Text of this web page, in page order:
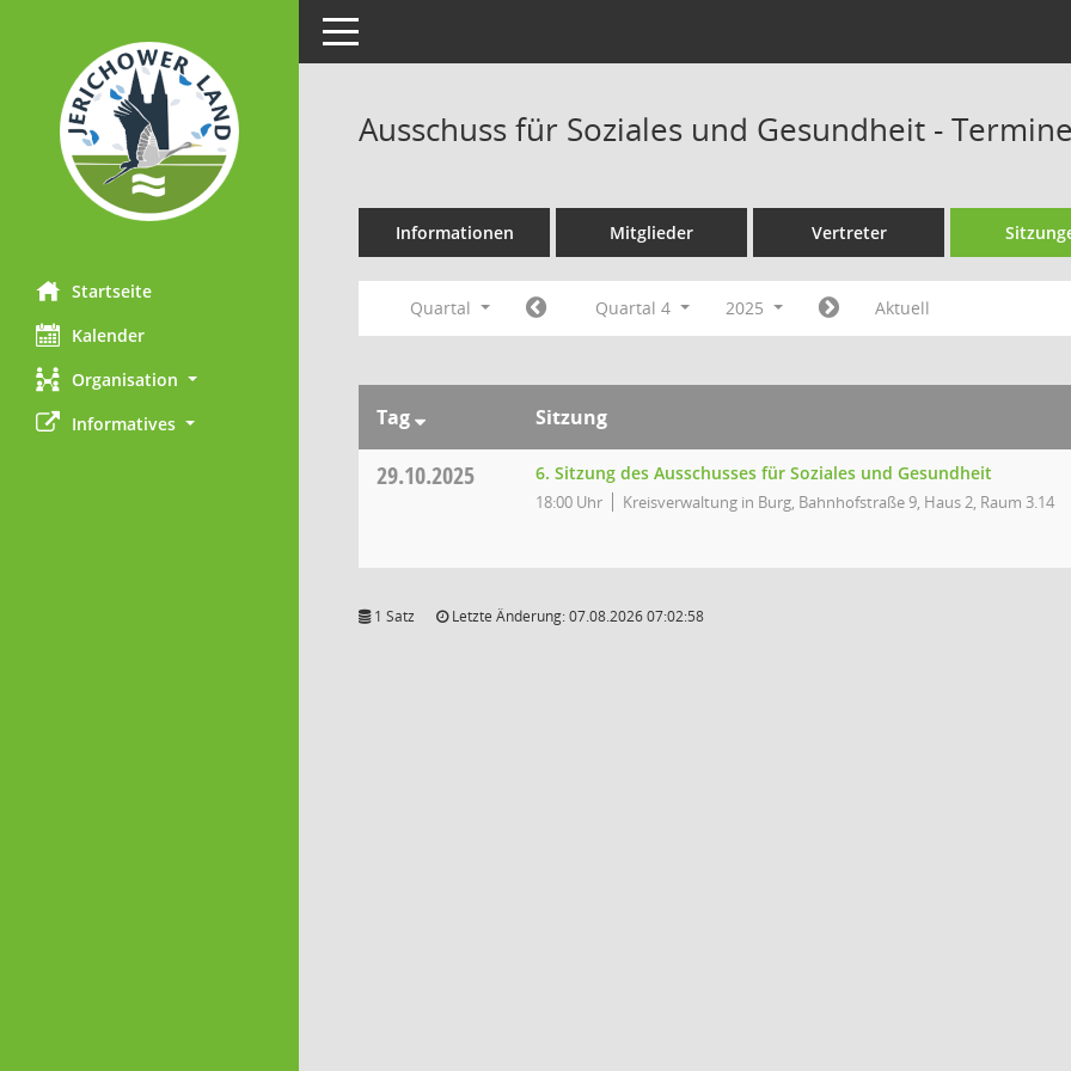
Startseite
Kalender
Organisation
Informatives
Toggle navigation
Ausschuss für Soziales und Gesundheit -
Informationen Mitglieder Vertreter
Quartal Quartal 4 2025 Aktuell
Tag Sitzung
29.10.2025 6. Sitzung des Ausschusses für Soziales und Gesundheit
18:00 Uhr Kreisverwaltung in Burg, Bahnhofstraße 9, Haus 2, Raum 3.14
1 Satz Letzte Änderung: 07.08.2026 07:02:58